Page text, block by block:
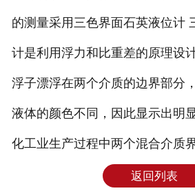
的测量采用三色界面石英液位计
计是利用浮力和比重差的原理设
浮子漂浮在两个介质的边界部分
液体的颜色不同，因此显示出明
化工业生产过程中两个混合介质
返回列表